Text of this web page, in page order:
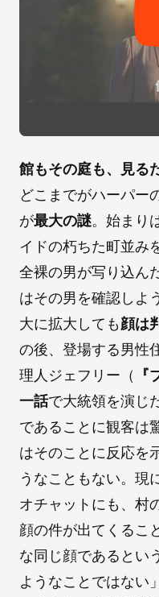
館もその庭も、見る
どこまでがハーパー
が最大の謎。始まり
イドの朽ちた町並み
全裸の男が写り込ん
はその男を確認しよ
大に拡大しても顔は
の後、登場する男性
理人ジェフリー（
一話で大統領を演じ
であることに観客は
はそのことに反応を
うなこともない。現
オチャットにも、村
顔の件が出てくるこ
な同じ顔であるとい
ようなことではない